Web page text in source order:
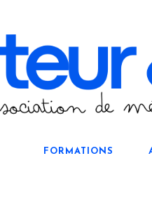
FORMATIONS